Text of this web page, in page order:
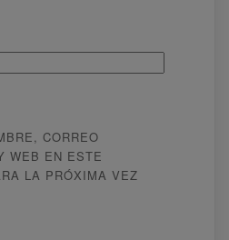
CORREO
WEB EN ESTE
LA PRÓXIMA VEZ